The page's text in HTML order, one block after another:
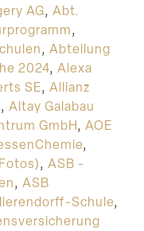
AG, Abt.
,
, Abteilung
2024, Alexa
SE, Allianz
, Altay Galabau
GmbH, AOE
,
, ASB -
, ASB
Schule,